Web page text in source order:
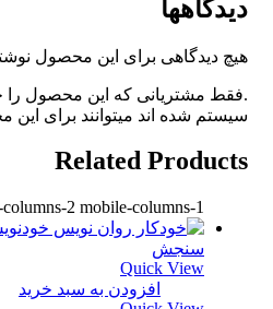
دیدگاهها
هیچ دیدگاهی برای این محصول
.فقط مشتریانی که این محصول را
سیستم شده اند میتوانند برای این
Related Products
columns-2 mobile-columns-1
سنجش
Quick View
افزودن به سبد خرید